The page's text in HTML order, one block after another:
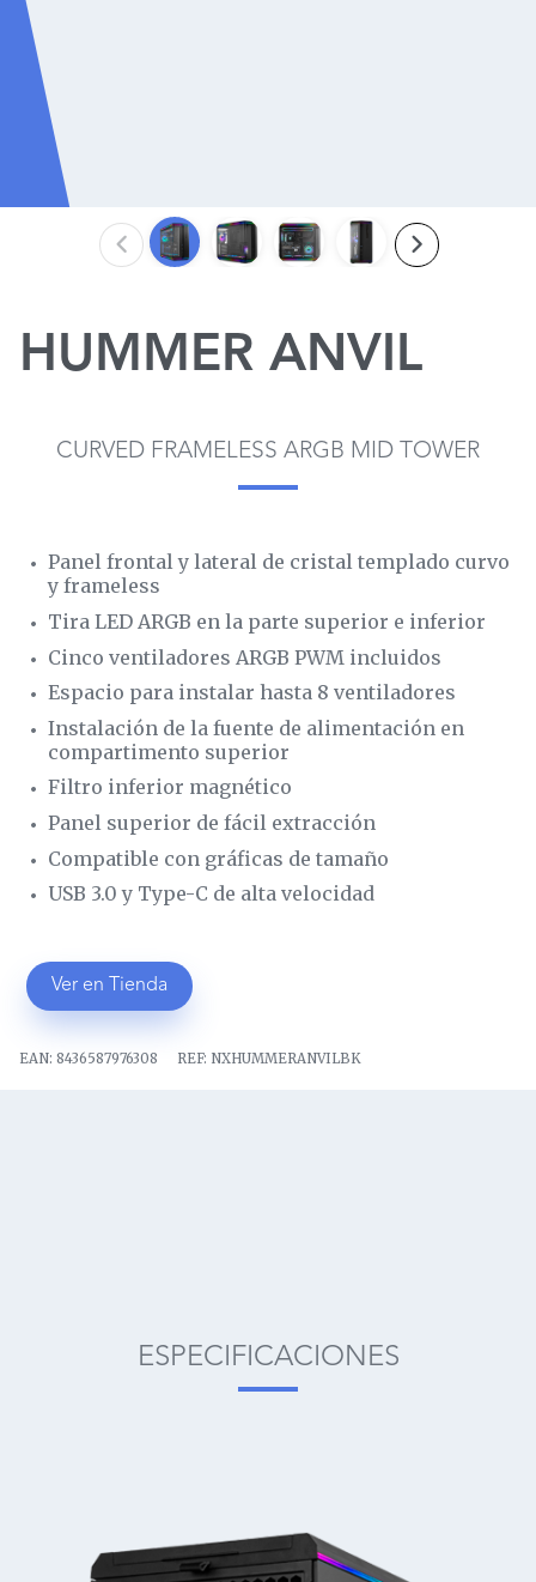
HUMMER ANVIL
CURVED FRAMELESS ARGB MID TOWER
Panel frontal y lateral de cristal templado curvo
y frameless
Tira LED ARGB en la parte superior e inferior
Cinco ventiladores ARGB PWM incluidos
Espacio para instalar hasta 8 ventiladores
Instalación de la fuente de alimentación en
compartimento superior
Filtro inferior magnético
Panel superior de fácil extracción
Compatible con gráficas de tamaño
USB 3.0 y Type-C de alta velocidad
Ver en Tienda
EAN: 8436587976308 REF: NXHUMMERANVILBK
ESPECIFICACIONES